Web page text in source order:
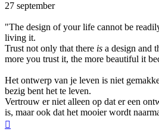
27 september
"The design of your life cannot be
living it.
Trust not only that there is a design and
more you trust it, the more beautiful it
Het ontwerp van je leven is niet
bezig bent het te leven.
Vertrouw er niet alleen op dat er een
is, maar ook dat het mooier wordt